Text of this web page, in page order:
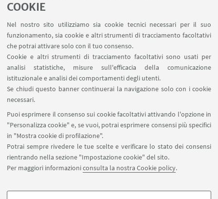
COOKIE
Nel nostro sito utilizziamo sia cookie tecnici necessari per il suo
funzionamento, sia cookie e altri strumenti di tracciamento facoltativi
che potrai attivare solo con il tuo consenso.
Cookie e altri strumenti di tracciamento facoltativi sono usati per
analisi statistiche, misure sull'efficacia della comunicazione
istituzionale e analisi dei comportamenti degli utenti.
Se chiudi questo banner continuerai la navigazione solo con i cookie
necessari.
Puoi esprimere il consenso sui cookie facoltativi attivando l'opzione in
"Personalizza cookie" e, se vuoi, potrai esprimere consensi più specifici
in "Mostra cookie di profilazione".
Potrai sempre rivedere le tue scelte e verificare lo stato dei consensi
rientrando nella sezione "Impostazione cookie" del sito.
Per maggiori informazioniconsulta la nostra Cookie policy.
man show che passa da Bach ai Beatles, da
Stravinskij ai ritmi brasiliani e alla canzone
italiana, e come orizzonte Bologna e la sua storia
musicale.
«
Precedenti
12
elementi Successivi
12
elementi
»
95 96 97 ... 124